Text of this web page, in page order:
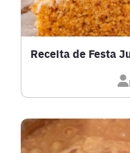
GRATINADOS
LANCHES
Receita de Festa